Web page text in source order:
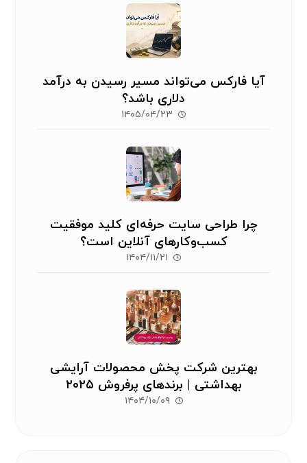
آیا فارکس می‌تواند مسیر رسیدن به درآمد
دلاری باشد؟
۱۴۰۵/۰۴/۲۳
چرا طراحی سایت حرفه‌ای کلید موفقیت
کسب‌وکارهای آنلاین است؟
۱۴۰۴/۱۱/۲۱
بهترین شرکت پخش محصولات آرایشی
بهداشتی | برندهای پرفروش ۲۰۲۵
۱۴۰۴/۱۰/۰۹